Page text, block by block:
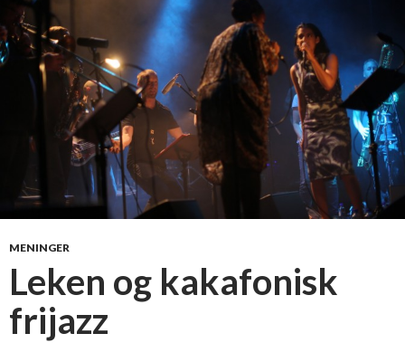
MENINGER
Leken og kakafonisk
frijazz